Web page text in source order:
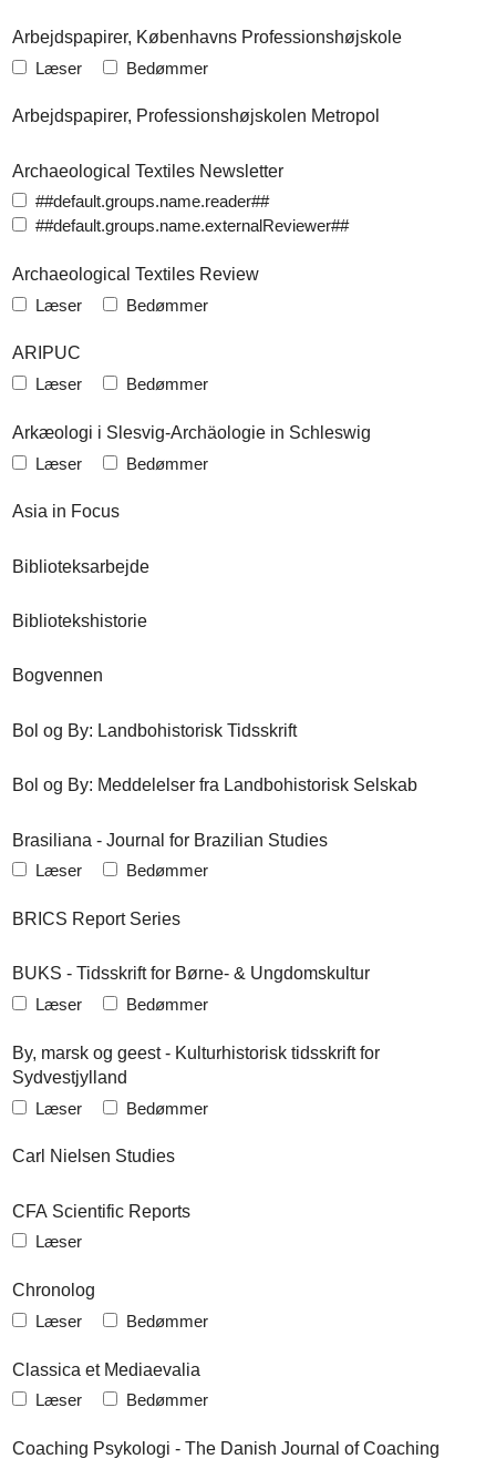
Arbejdspapirer, Københavns Professionshøjskole
Læser Bedømmer
Arbejdspapirer, Professionshøjskolen Metropol
Archaeological Textiles Newsletter
##default.groups.name.reader##
##default.groups.name.externalReviewer##
Archaeological Textiles Review
Læser Bedømmer
ARIPUC
Læser Bedømmer
Arkæologi i Slesvig-Archäologie in Schleswig
Læser Bedømmer
Asia in Focus
Biblioteksarbejde
Bibliotekshistorie
Bogvennen
Bol og By: Landbohistorisk Tidsskrift
Bol og By: Meddelelser fra Landbohistorisk Selskab
Brasiliana - Journal for Brazilian Studies
Læser Bedømmer
BRICS Report Series
BUKS - Tidsskrift for Børne- & Ungdomskultur
Læser Bedømmer
By, marsk og geest - Kulturhistorisk tidsskrift for
Sydvestjylland
Læser Bedømmer
Carl Nielsen Studies
CFA Scientific Reports
Læser
Chronolog
Læser Bedømmer
Classica et Mediaevalia
Læser Bedømmer
Coaching Psykologi - The Danish Journal of Coaching